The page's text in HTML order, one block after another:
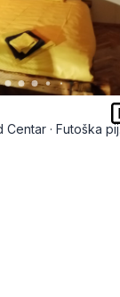
Centar · Futoška pijaca